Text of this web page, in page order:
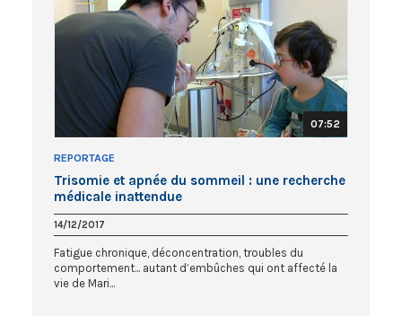
07:52
REPORTAGE
Trisomie et apnée du sommeil : une recherche
médicale inattendue
14/12/2017
Fatigue chronique, déconcentration, troubles du
comportement... autant d’embûches qui ont affecté la
vie de Mari...